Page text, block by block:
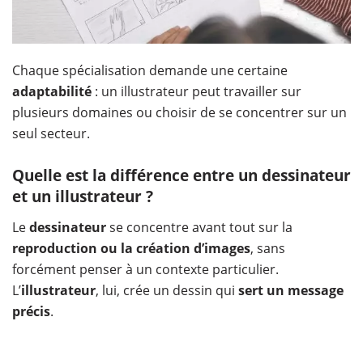
Chaque spécialisation demande une certaine
adaptabilité : un illustrateur peut travailler sur
plusieurs domaines ou choisir de se concentrer sur un
seul secteur.
Quelle est la différence entre un dessinateur
et un illustrateur ?
Ledessinateurse concentre avant tout sur la
reproduction ou la création d’images, sans
forcément penser à un contexte particulier.
L’illustrateur, lui, crée un dessin qui sert un message
précis.